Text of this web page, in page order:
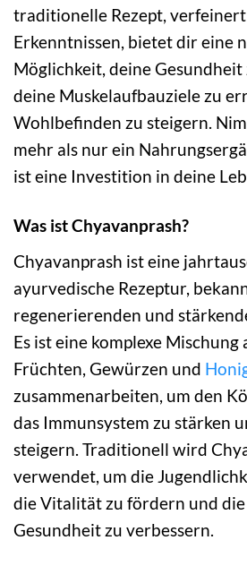
traditionelle Rezept,
Erkenntnissen, bietet dir eine
Möglichkeit, deine
deine Muskelaufbauziele zu
Wohlbefinden zu steigern.
mehr als nur ein
ist eine Investition in deine
Was ist Chyavanprash?
Chyavanprash ist eine
ayurvedische Rezeptur,
regenerierenden und
Es ist eine komplexe Mischung
Früchten, Gewürzen und
zusammenarbeiten, um den
das Immunsystem zu stärken
steigern. Traditionell wird
verwendet, um die
die Vitalität zu fördern und
Gesundheit zu verbessern.